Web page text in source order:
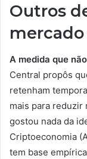
Outros
A medida que
Central propôs
retenham
mais para reduzir
gostou nada da
Criptoeconomia
tem base